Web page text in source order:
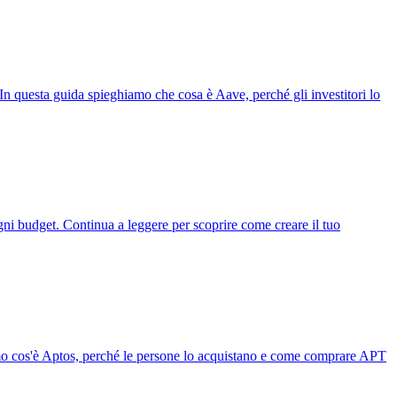
questa guida spieghiamo che cosa è Aave, perché gli investitori lo
budget. Continua a leggere per scoprire come creare il tuo
Aptos, perché le persone lo acquistano e come comprare APT